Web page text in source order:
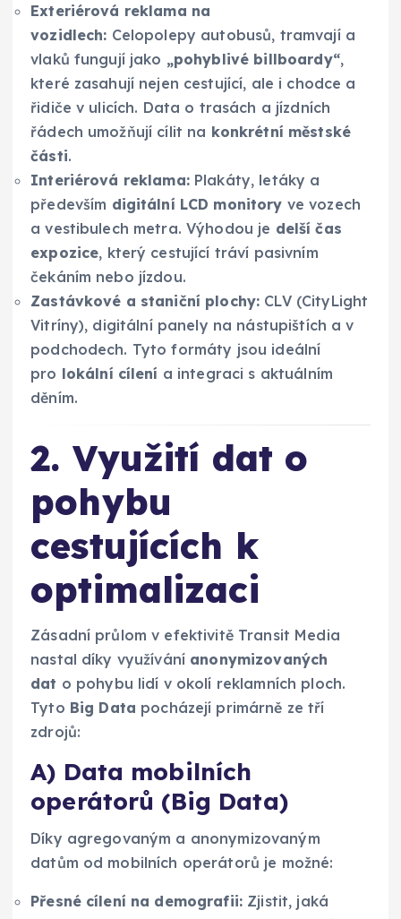
Exteriérová reklama na
vozidlech: Celopolepy autobusů, tramvají a
vlaků fungují jako „pohyblivé billboardy“,
které zasahují nejen cestující, ale i chodce a
řidiče v ulicích. Data o trasách a jízdních
řádech umožňují cílit na konkrétní městské
části.
Interiérová reklama:Plakáty, letáky a
především digitální LCD monitory ve vozech
a vestibulech metra. Výhodou je delší čas
expozice, který cestující tráví pasivním
čekáním nebo jízdou.
Zastávkové a staniční plochy: CLV (CityLight
Vitríny), digitální panely na nástupištích a v
podchodech. Tyto formáty jsou ideální
pro lokální cílení a integraci s aktuálním
děním.
2. Využití dat o
pohybu
cestujících k
optimalizaci
Zásadní průlom v efektivitě Transit Media
nastal díky využívání anonymizovaných
dat o pohybu lidí v okolí reklamních ploch.
Tyto Big Data pocházejí primárně ze tří
zdrojů:
A) Data mobilních
operátorů (Big Data)
Díky agregovaným a anonymizovaným
datům od mobilních operátorů je možné:
Přesné cílení na demografii: Zjistit, jaká